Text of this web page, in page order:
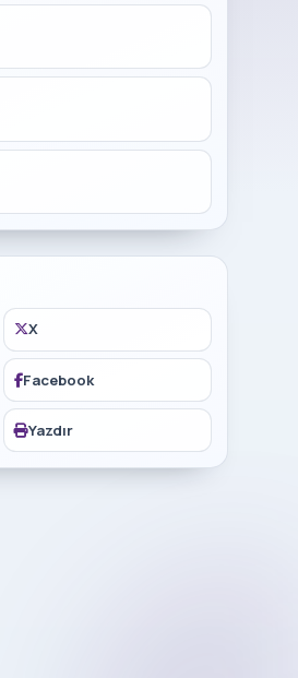
X
Facebook
Yazdır